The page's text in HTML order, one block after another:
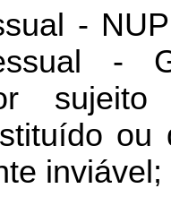
-
-
inviável;